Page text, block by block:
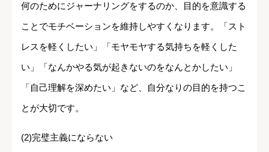
何のためにジャーナリングをするのか、目的を意識する
ことでモチベーションを維持しやすくなります。「スト
レスを軽くしたい」「モヤモヤする気持ちを軽くした
い」「なんかやる気が起きないのをなんとかしたい」
「自己理解を深めたい」など、自分なりの目的を持つこ
とが大切です。
(2)完璧主義にならない